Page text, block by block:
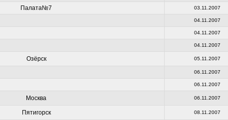
Палата№7 03.11.2007
04.11.2007
04.11.2007
04.11.2007
Озёрск 05.11.2007
06.11.2007
06.11.2007
Москва 06.11.2007
Пятигорск 08.11.2007